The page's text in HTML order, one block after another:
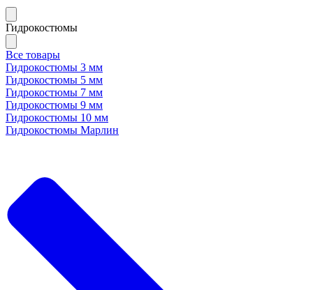
Гидрокостюмы
Все товары
Гидрокостюмы 3 мм
Гидрокостюмы 5 мм
Гидрокостюмы 7 мм
Гидрокостюмы 9 мм
Гидрокостюмы 10 мм
Гидрокостюмы Марлин